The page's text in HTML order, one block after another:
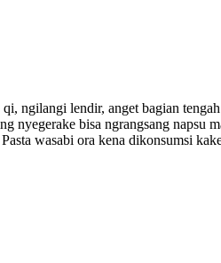
ngilangi lendir, anget bagian
bisa ngrangsang napsu
wasabi ora kena dikonsumsi